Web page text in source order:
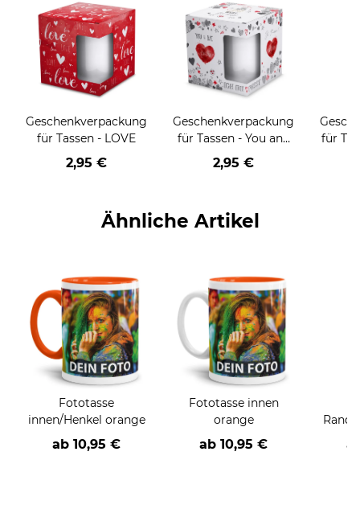
Geschenkverpackung
für Tassen - LOVE
2,95 €
Geschenkverpackung
für Tassen - You and
me
2,95 €
für
Ähnliche Artikel
Fototasse
innen/Henkel orange
ab 10,95 €
Fototasse innen
orange
ab 10,95 €
Rand/